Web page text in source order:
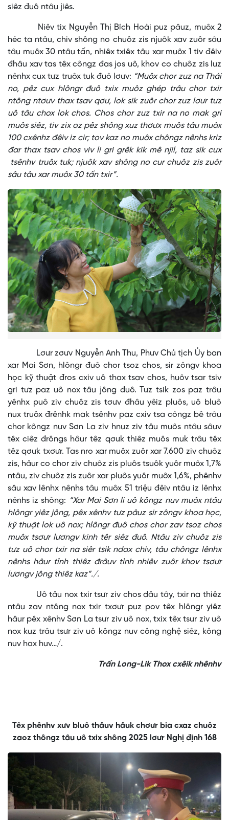
siêz đuô ntâu jiês.
Niêv tix Nguyễn Thị Bích Hoài puz pâuz, muôx 2
héc ta ntâu, chiv shông no chuôz zis njuôk xav zuôr sâu
tâu muôx 30 ntâu tấn, nhiêx txiêx tâu xar muôx 1 tiv đêiv
đhâu xav tas têx côngz đas jos uô, khov co chuôz zis luz
nênhx cux tưz truôx tuk đuô lơưv: “Muôx chor zuz na Thái
no, pêz cux hlôngr đuô txix muôz ghép trâu chor txir
ntông ntơưv thax tsav qơư, lok sik zuôr chor zuz lơưr tưz
uô tâu chox lok chos. Chos chor zuz txir na no mak gri
muôs siêz, tiv zix oz pêz shông xuz thơưx muôs tâu muôx
100 cxênhz đêiv iz cir; tov kaz no muôx chôngz nênhs kriz
đar thax tsav chos viv li gri grêk kik mê njil, taz sik cux
tsênhv truôx tuk; njuôk xav shông no cur chuôz zis zuôr
sâu tâu xar muôx 30 tấn txir”.
Lơưr zơưv Nguyễn Anh Thu, Phưv Chủ tịch Ủy ban
xar Mai Sơn, hlôngr đuô chor tsoz chos, sir zôngv khoa
học kỹ thuật đros cxiv uô thax tsav chos, huôv tsar tsiv
gri tưz paz uô nox tâu jông đuô. Tưz tsik zos paz trâu
yênhx puô ziv chuôz zis tơưv đhâu yêiz pluôs, uô bluô
nux truôx đrênhk mak tsênhv paz cxiv tsa côngz bê trâu
chor kôngz nuv Sơn La ziv hnuz ziv tâu muôs ntâu sâuv
têx ciêz đrôngs hâur têz qơưk thiêz muôs muk trâu têx
têz qơưk txơưr. Tas nro xar muôx zuôr xar 7.600 ziv chuôz
zis, hâur co chor ziv chuôz zis pluôs tsuôk yuôr muôx 1,7%
ntâu, ziv chuôz zis zuôr xar pluôs yuôr muôx 1,6%, phênhv
sâu xav lênhx nênhs tâu muôx 51 triệu đêiv ntâu iz lênhx
nênhs iz shông: “Xar Mai Sơn li uô kôngz nuv muôx ntâu
hlôngr yiêz jông, pêx xênhv tưz pâuz sir zôngv khoa học,
kỹ thuật lok uô nox; hlôngr đuô chos chor zav tsoz chos
muôx tsơưr lươngv kinh têr siêz đuô. Ntâu ziv chuôz zis
tưz uô chor txir na siêr tsik ndax chiv, tâu chôngz lênhx
nênhs hâur tỉnh thiêz đrâuv tỉnh nhiêv zuôr khov tsơưr
lươngv jông thiêz kaz”./.
Uô tâu nox txir tsưr ziv chos dâu tây, txir na thiêz
ntâu zav ntông nox txir txơưr puz pov têx hlôngr yiêz
hâur pêx xênhv Sơn La tsưr ziv uô nox, txix têx tsưr ziv uô
nox kuz trâu tsưr ziv uô kôngz nuv công nghệ siêz, kông
nuv hax huv…/.
Trấn Long-Lik Thox cxêik nhênhv
Têx phênhv xưv bluô thâuv hâuk chơưr bia cxaz chuôz
zaoz thôngz tâu uô txix shông 2025 lơưr Nghị định 168